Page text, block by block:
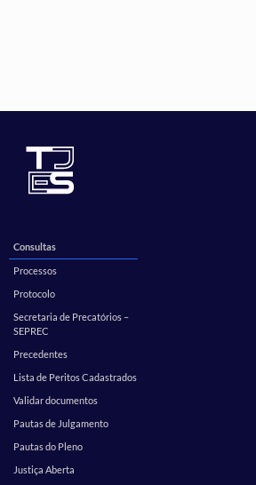
Consultas
Processos
Protocolo
Secretaria de Precatórios –
SEPREC
Precedentes
Lista de Peritos Cadastrados
Validar documentos
Pautas de Julgamento
Pautas do Pleno
Justiça Aberta